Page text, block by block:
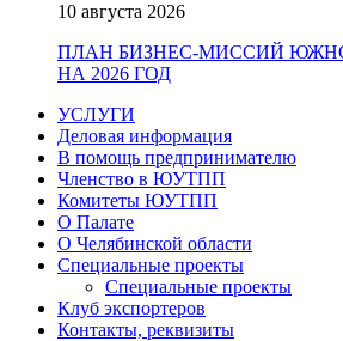
10 августа 2026
ПЛАН БИЗНЕС-МИССИЙ
НА 2026 ГОД
УСЛУГИ
Деловая информация
В помощь предпринимателю
Членство в ЮУТПП
Комитеты ЮУТПП
О Палате
О Челябинской области
Специальные проекты
Специальные проекты
Клуб экспортеров
Контакты, реквизиты